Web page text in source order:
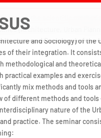
on the scientific
(Architecture, Urban
and Sociology) of the
of their integration. It
methodological and
practical examples and
mix methods and tools
of different methods and tools
nature of the
practice. The seminar